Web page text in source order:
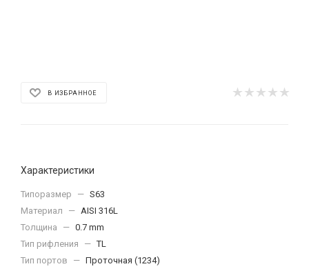
В ИЗБРАННОЕ
Характеристики
Типоразмер — S63
Материал
— AISI 316L
Толщина
— 0.7 mm
Тип рифления
— ТL
Тип портов
— Проточная (1234)